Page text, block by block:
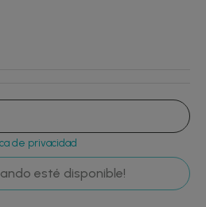
de privacidad
esté disponible!